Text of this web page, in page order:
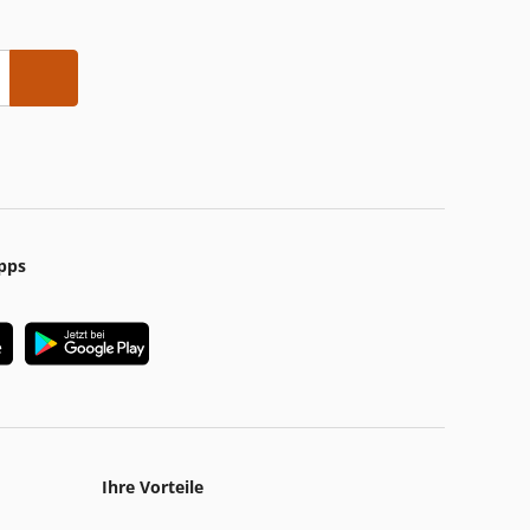
Ihre Vorteile